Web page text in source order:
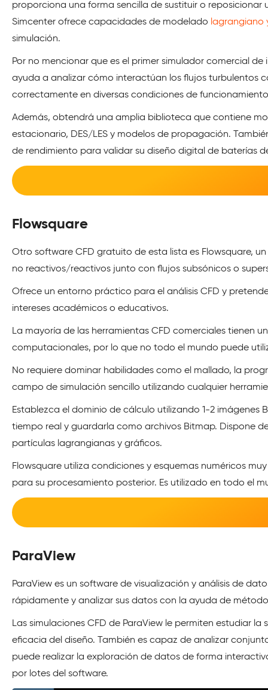
proporciona una forma sencilla de sustituir o
Simcenter ofrece capacidades de modelado lagrangiano
simulación.
Por no mencionar que es el primer simulador comercial
ayuda a analizar cómo interactúan los flujos turbulentos
correctamente en diversas condiciones de
Además, obtendrá una amplia biblioteca que contiene
estacionario, DES/LES y modelos de propagación.
de rendimiento para validar su diseño digital de baterías
Flowsquare
Otro software CFD gratuito de esta lista es Flowsquare,
no reactivos/reactivos junto con flujos subsónicos o
Ofrece un entorno práctico para el análisis CFD y
intereses académicos o educativos.
La mayoría de las herramientas CFD comerciales tienen
computacionales, por lo que no todo el mundo puede
No requiere dominar habilidades como el mallado, la
campo de simulación sencillo utilizando cualquier
Establezca el dominio de cálculo utilizando 1-2 imágenes
tiempo real y guardarla como archivos Bitmap. Dispone
partículas lagrangianas y gráficos.
Flowsquare utiliza condiciones y esquemas numéricos
para su procesamiento posterior. Es utilizado en todo el
ParaView
ParaView es un software de visualización y análisis de
rápidamente y analizar sus datos con la ayuda de
Las simulaciones CFD de ParaView le permiten estudiar
eficacia del diseño. También es capaz de analizar
puede realizar la exploración de datos de forma
por lotes del software.